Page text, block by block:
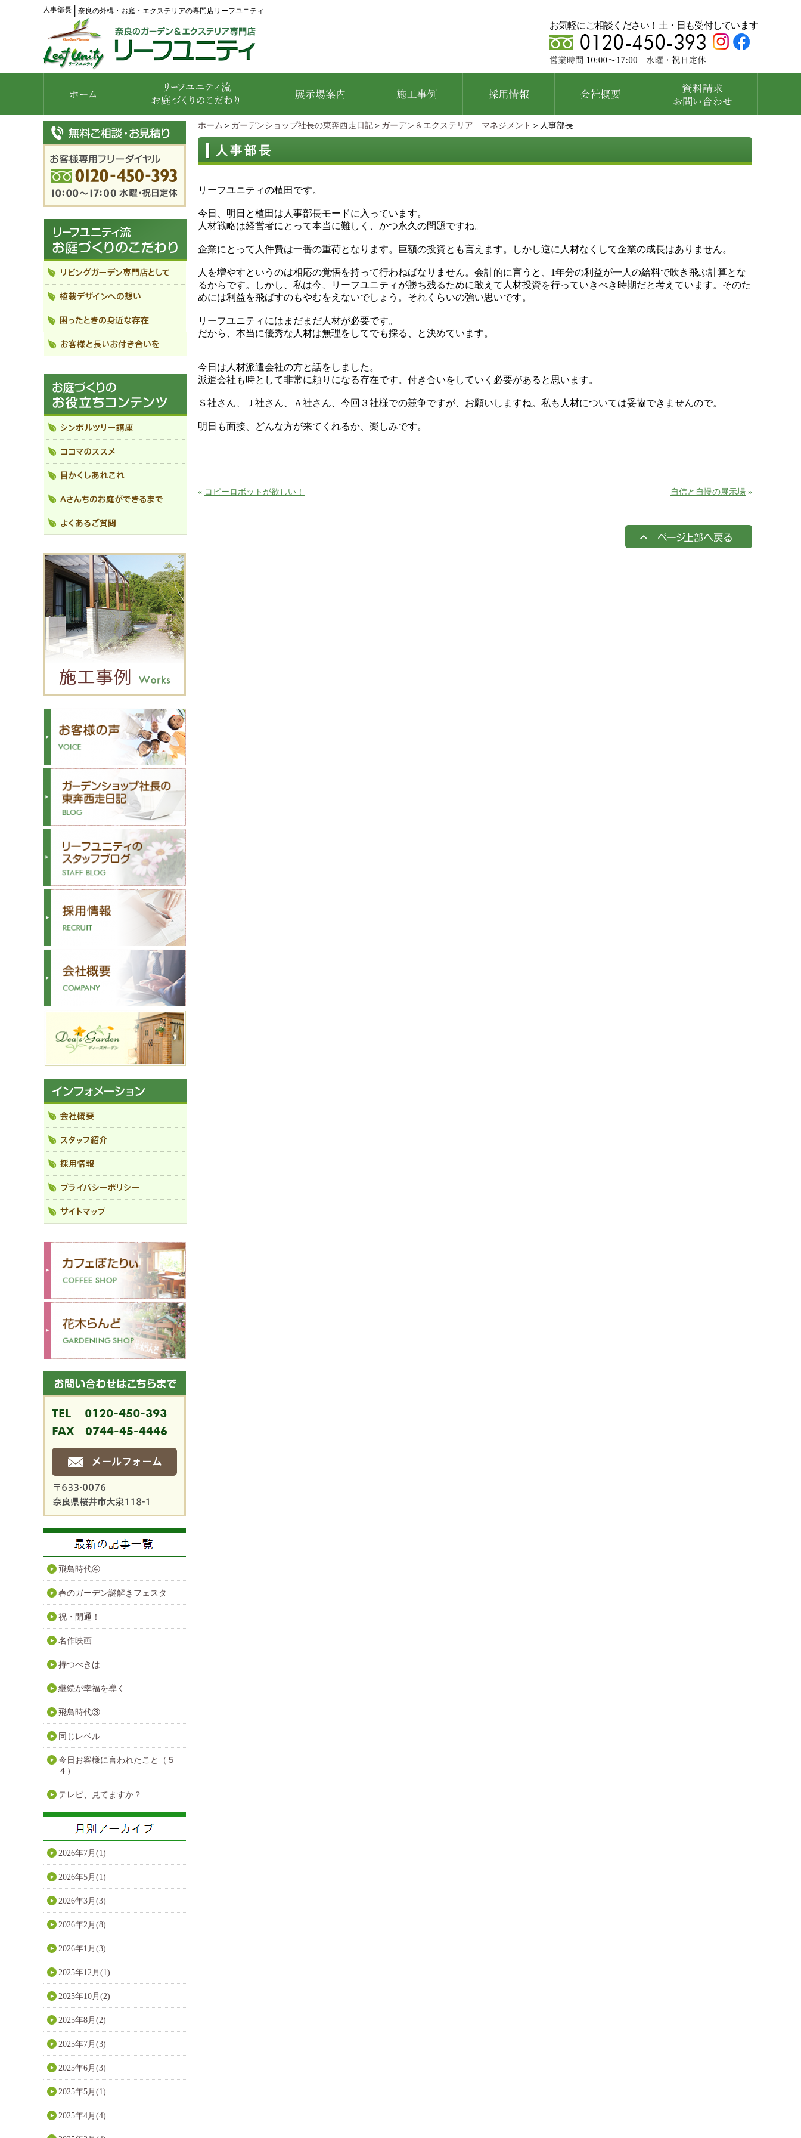
人事部長 奈良の外構・お庭・エクステリアの専門店リーフユニティ
お気軽にご相談ください！土・日も受付しています
ホーム ＞ ガーデンショップ社長の東奔西走日記 ＞ ガーデン＆エクステリア マネジメント ＞人事部長
人事部長
リーフユニティの植田です。
今日、明日と植田は人事部長モードに入っています。
人材戦略は経営者にとって本当に難しく、かつ永久の問題ですね。
企業にとって人件費は一番の重荷となります。巨額の投資とも言えます。しかし逆に人材なくして企業の成長はありません。
人を増やすというのは相応の覚悟を持って行わねばなりません。会計的に言うと、1年分の利益が一人の給料で吹き飛ぶ計算とな
るからです。しかし、私は今、リーフユニティが勝ち残るために敢えて人材投資を行っていきべき時期だと考えています。そのた
めには利益を飛ばすのもやむをえないでしょう。それくらいの強い思いです。
リーフユニティにはまだまだ人材が必要です。
だから、本当に優秀な人材は無理をしてでも採る、と決めています。
今日は人材派遣会社の方と話をしました。
派遣会社も時として非常に頼りになる存在です。付き合いをしていく必要があると思います。
Ｓ社さん、Ｊ社さん、Ａ社さん、今回３社様での競争ですが、お願いしますね。私も人材については妥協できませんので。
明日も面接、どんな方が来てくれるか、楽しみです。
« コピーロボットが欲しい！ 自信と自慢の展示場 »
飛鳥時代④
春のガーデン謎解きフェスタ
祝・開通！
名作映画
持つべきは
継続が幸福を導く
飛鳥時代③
同じレベル
今日お客様に言われたこと（５
４）
テレビ、見てますか？
2026年7月(1)
2026年5月(1)
2026年3月(3)
2026年2月(8)
2026年1月(3)
2025年12月(1)
2025年10月(2)
2025年8月(2)
2025年7月(3)
2025年6月(3)
2025年5月(1)
2025年4月(4)